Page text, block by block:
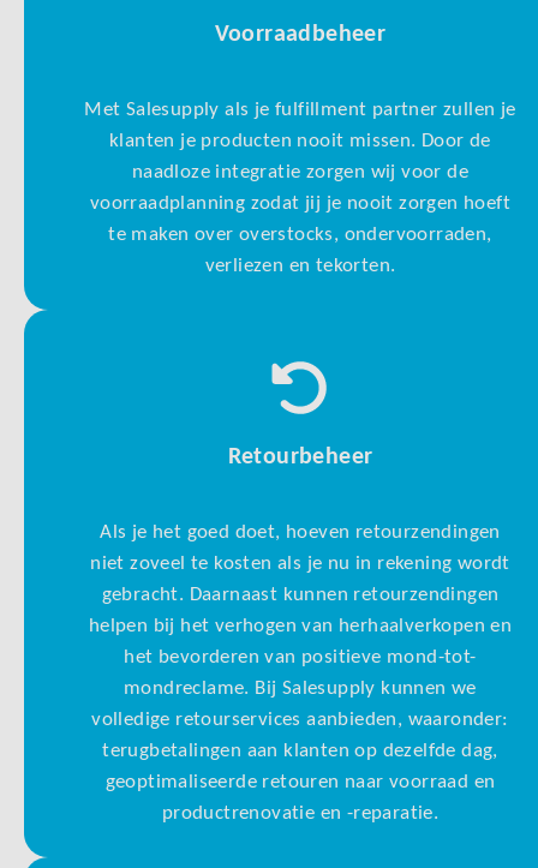
Voorraadbeheer
Met Salesupply als je fulfillment partner zullen je
klanten je producten nooit missen. Door de
naadloze integratie zorgen wij voor de
voorraadplanning zodat jij je nooit zorgen hoeft
te maken over overstocks, ondervoorraden,
verliezen en tekorten.
Retourbeheer
Als je het goed doet, hoeven retourzendingen
niet zoveel te kosten als je nu in rekening wordt
gebracht. Daarnaast kunnen retourzendingen
helpen bij het verhogen van herhaalverkopen en
het bevorderen van positieve mond-tot-
mondreclame. Bij Salesupply kunnen we
volledige retourservices aanbieden, waaronder:
terugbetalingen aan klanten op dezelfde dag,
geoptimaliseerde retouren naar voorraad en
productrenovatie en -reparatie.